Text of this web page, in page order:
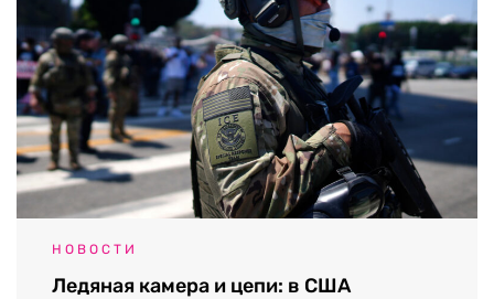
НОВОСТИ
Ледяная камера и цепи: в США